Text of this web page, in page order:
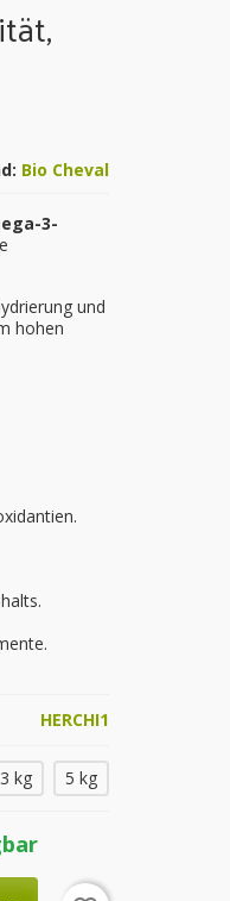
Bio Cheval
3-
und
hohen
HERCHI1
3 kg 5 kg